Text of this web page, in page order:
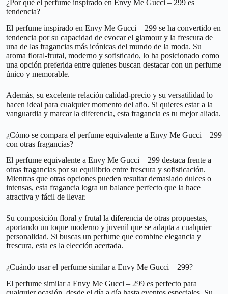
¿Por qué el perfume inspirado en Envy Me Gucci – 299 es
tendencia?
El perfume inspirado en Envy Me Gucci – 299 se ha convertido en
tendencia por su capacidad de evocar el glamour y la frescura de
una de las fragancias más icónicas del mundo de la moda. Su
aroma floral-frutal, moderno y sofisticado, lo ha posicionado como
una opción preferida entre quienes buscan destacar con un perfume
único y memorable.
Además, su excelente relación calidad-precio y su versatilidad lo
hacen ideal para cualquier momento del año. Si quieres estar a la
vanguardia y marcar la diferencia, esta fragancia es tu mejor aliada.
¿Cómo se compara el perfume equivalente a Envy Me Gucci – 299
con otras fragancias?
El perfume equivalente a Envy Me Gucci – 299 destaca frente a
otras fragancias por su equilibrio entre frescura y sofisticación.
Mientras que otras opciones pueden resultar demasiado dulces o
intensas, esta fragancia logra un balance perfecto que la hace
atractiva y fácil de llevar.
Su composición floral y frutal la diferencia de otras propuestas,
aportando un toque moderno y juvenil que se adapta a cualquier
personalidad. Si buscas un perfume que combine elegancia y
frescura, esta es la elección acertada.
¿Cuándo usar el perfume similar a Envy Me Gucci – 299?
El perfume similar a Envy Me Gucci – 299 es perfecto para